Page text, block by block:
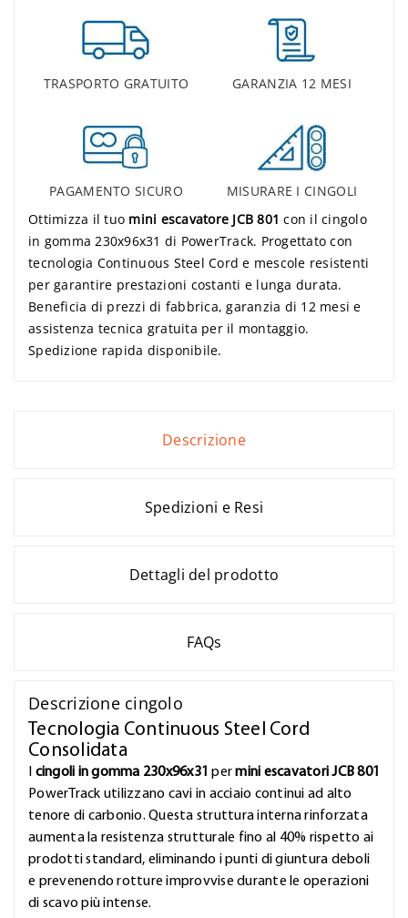
TRASPORTO GRATUITO GARANZIA 12 MESI
PAGAMENTO SICURO
MISURARE I CINGOLI
Ottimizza il tuo mini escavatore JCB 801 con il cingolo
in gomma 230x96x31 di PowerTrack. Progettato con
tecnologia Continuous Steel Cord e mescole resistenti
per garantire prestazioni costanti e lunga durata.
Beneficia di prezzi di fabbrica, garanzia di 12 mesi e
assistenza tecnica gratuita per il montaggio.
Spedizione rapida disponibile.
Descrizione
Spedizioni e Resi
Dettagli del prodotto
FAQs
Descrizione cingolo
Tecnologia Continuous Steel Cord
Consolidata
cingoli in gomma 230x96x31 permini escavatori JCB 801
PowerTrack utilizzano cavi in acciaio continui ad alto
tenore di carbonio. Questa struttura interna rinforzata
aumenta la resistenza strutturale fino al 40% rispetto ai
prodotti standard, eliminando i punti di giuntura deboli
e prevenendo rotture improvvise durante le operazioni
di scavo più intense.